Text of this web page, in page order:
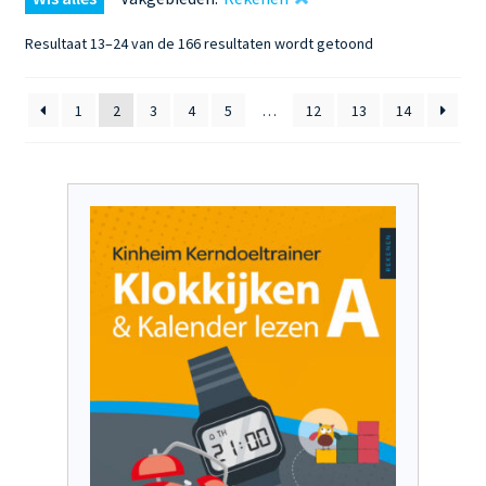
Resultaat 13–24 van de 166 resultaten wordt getoondGesorteerd
1
2 3 4 5 … 12 13 14